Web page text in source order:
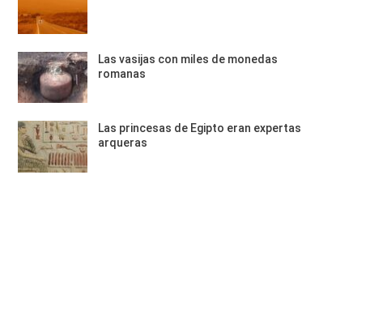
Las vasijas con miles de monedas
romanas
Las princesas de Egipto eran expertas
arqueras